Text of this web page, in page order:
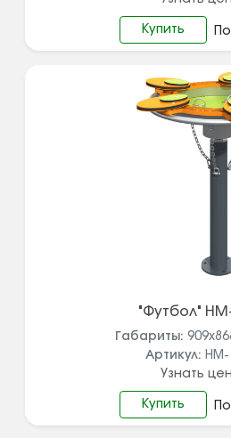
Купить
"Футбол"
Габариты:
Артикул: НМ-
Узнать
Купить